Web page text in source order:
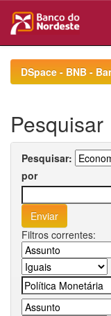
navigationDSpace - BNB -
Pesquisar
Pesquisar:
por
Filtros correntes: